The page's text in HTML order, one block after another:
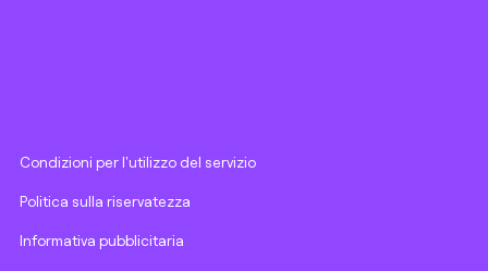
Condizioni per l'utilizzo del servizio
Politica sulla riservatezza
Informativa pubblicitaria